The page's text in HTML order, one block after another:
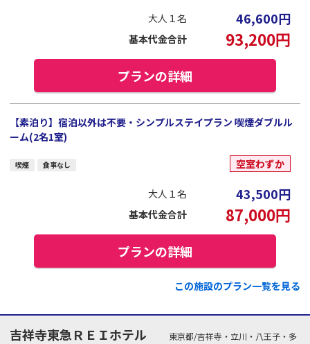
大人１名 46,600円
基本代金合計 93,200円
プランの詳細
【素泊り】宿泊以外は不要・シンプルステイプラン 喫煙ダブルル
ーム(2名1室)
喫煙 食事なし 空室わずか
大人１名 43,500円
基本代金合計 87,000円
プランの詳細
この施設のプラン一覧を見る
吉祥寺東急ＲＥＩホテル
東京都/吉祥寺・立川・八王子・多